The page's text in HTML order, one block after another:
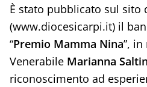
È stato pubblicato sul sito
(www.diocesicarpi.it) il
“Premio Mamma Nina”,
Venerabile Marianna
riconoscimento ad